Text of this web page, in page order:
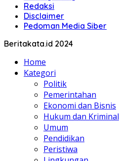
Redaksi
Disclaimer
Pedoman Media Siber
Beritakata.id 2024
Home
Kategori
Politik
Pemerintahan
Ekonomi dan Bisnis
Hukum dan Kriminal
Umum
Pendidikan
Peristiwa